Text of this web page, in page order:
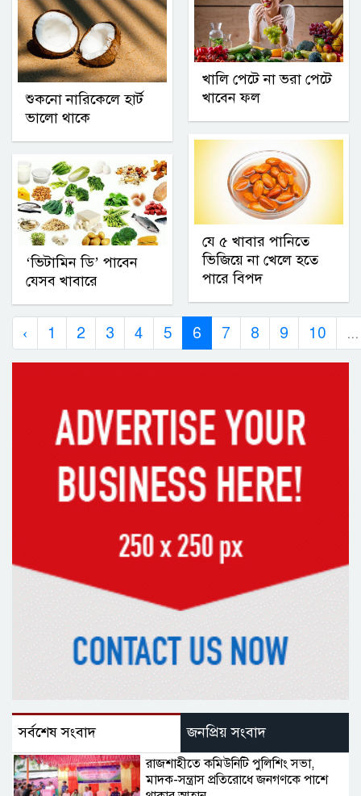
শুকনো নারিকেলে হার্ট
ভালো থাকে
‘ভিটামিন ডি’ পাবেন
যেসব খাবারে
খালি পেটে না ভরা পেটে
খাবেন ফল
যে ৫ খাবার পানিতে
ভিজিয়ে না খেলে হতে
পারে বিপদ
‹ 1 2 3 4 5 6 7 8 9 10 ...
সর্বশেষ সংবাদ জনপ্রিয় সংবাদ
রাজশাহীতে কমিউনিটি পুলিশিং সভা,
মাদক-সন্ত্রাস প্রতিরোধে জনগণকে পাশে